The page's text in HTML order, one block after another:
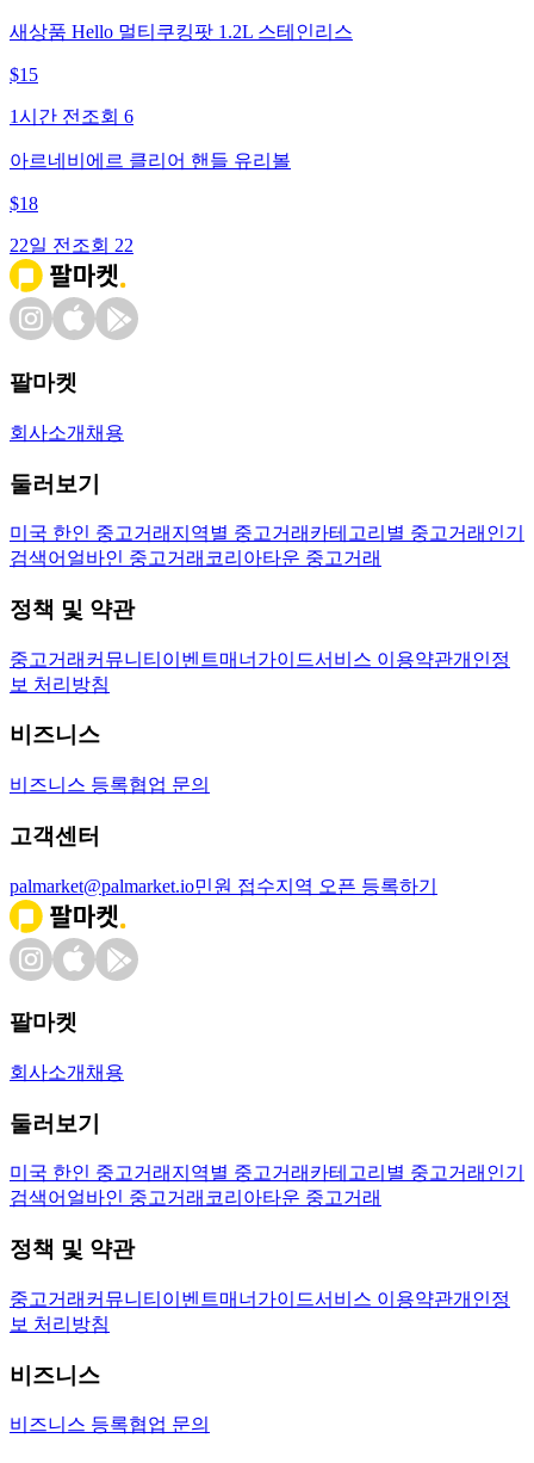
새상품 Hello 멀티쿠킹팟 1.2L 스테인리스
$15
1시간 전 조회 6
아르네비에르 클리어 핸들 유리볼
$18
22일 전 조회 22
팔마켓
회사소개 채용
둘러보기
미국 한인 중고거래 지역별 중고거래 카테고리별 중고거래 인기
검색어 얼바인 중고거래 코리아타운 중고거래
정책 및 약관
중고거래 커뮤니티 이벤트매너가이드서비스 이용약관개인정
보 처리방침
비즈니스
비즈니스 등록협업 문의
고객센터
palmarket@palmarket.io민원 접수지역 오픈 등록하기
팔마켓
회사소개 채용
둘러보기
미국 한인 중고거래 지역별 중고거래 카테고리별 중고거래 인기
검색어 얼바인 중고거래 코리아타운 중고거래
정책 및 약관
중고거래 커뮤니티 이벤트매너가이드서비스 이용약관개인정
보 처리방침
비즈니스
비즈니스 등록협업 문의